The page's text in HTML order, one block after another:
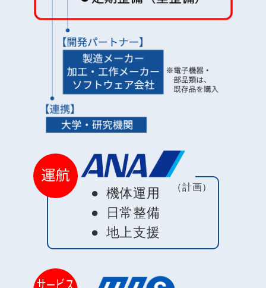
（計画）
機体運用
日常整備
地上支援